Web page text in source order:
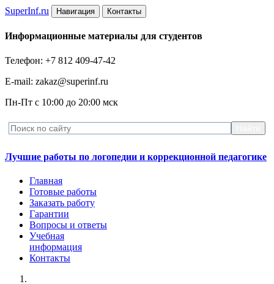
SuperInf.ru Навигация Контакты
Информационные материалы для студентов
Телефон: +7 812 409-47-42
E-mail: zakaz@superinf.ru
Пн-Пт с 10:00 до 20:00 мск
Лучшие работы по логопедии и коррекционной педагогике
Главная
Готовые работы
Заказать работу
Гарантии
Вопросы и ответы
Учебная
информация
Контакты